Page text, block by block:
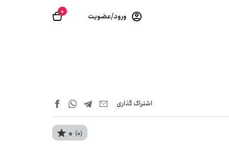
0 ورود/عضویت
اشتراک‌ گذاری
0 (0)